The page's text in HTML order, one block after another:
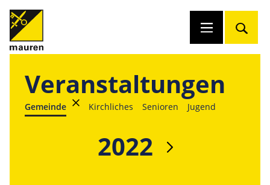
Veranstaltungen
Gemeinde Kirchliches Senioren Jugend
2022